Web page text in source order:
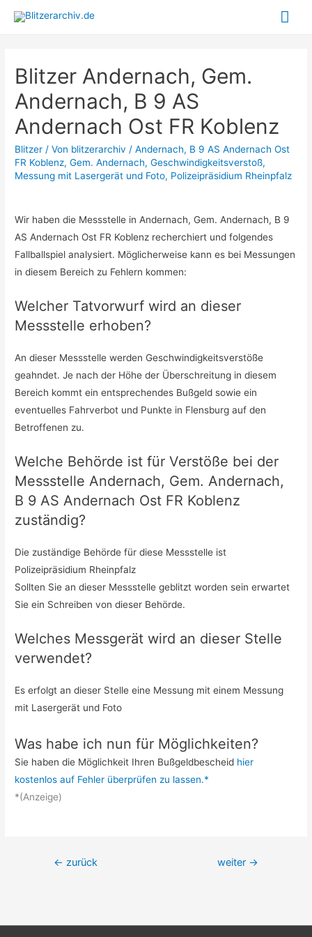
Blitzer Andernach, Gem.
Andernach, B 9 AS
Andernach Ost FR Koblenz
Blitzer / Von blitzerarchiv /Andernach, B 9 AS Andernach Ost
FR Koblenz,Gem. Andernach,Geschwindigkeitsverstoß,
Messung mit Lasergerät und Foto, Polizeipräsidium Rheinpfalz
Wir haben die Messstelle in Andernach, Gem. Andernach, B 9
AS Andernach Ost FR Koblenz recherchiert und folgendes
Fallballspiel analysiert. Möglicherweise kann es bei Messungen
in diesem Bereich zu Fehlern kommen:
Welcher Tatvorwurf wird an dieser
Messstelle erhoben?
An dieser Messstelle werden Geschwindigkeitsverstöße
geahndet. Je nach der Höhe der Überschreitung in diesem
Bereich kommt ein entsprechendes Bußgeld sowie ein
eventuelles Fahrverbot und Punkte in Flensburg auf den
Betroffenen zu.
Welche Behörde ist für Verstöße bei der
Messstelle Andernach, Gem. Andernach,
B 9 AS Andernach Ost FR Koblenz
zuständig?
Die zuständige Behörde für diese Messstelle ist
Polizeipräsidium Rheinpfalz
Sollten Sie an dieser Messstelle geblitzt worden sein erwartet
Sie ein Schreiben von dieser Behörde.
Welches Messgerät wird an dieser Stelle
verwendet?
Es erfolgt an dieser Stelle eine Messung mit einem Messung
mit Lasergerät und Foto
Was habe ich nun für Möglichkeiten?
Sie haben die Möglichkeit Ihren Bußgeldbescheid hier
kostenlos auf Fehler überprüfen zu lassen.*
*(Anzeige)
Beitrags-
← zurück weiter →